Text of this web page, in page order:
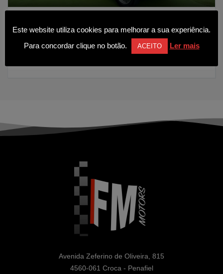
39 850€
Avenida Zeferino de Oliveira, 815
4560-061 Croca - Penafiel
Este website utiliza cookies para melhorar a sua experiência.
Para concordar clique no botão.
ACEITO Ler mais